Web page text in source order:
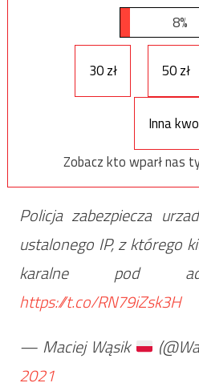
8%
30 zł 50 zł
Inna
Zobacz kto wparł nas
Policja zabezpiecza
ustalonego IP, z którego
karalne pod
https://t.co/RN79iZsk3H
— Maciej Wąsik
2021